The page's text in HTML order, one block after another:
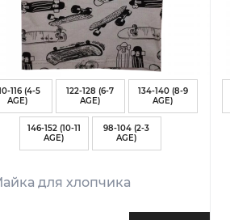
116 (4-5
AGE)
122-128 (6-7
AGE)
134-140 (8-9
AGE)
146-152 (10-11
AGE)
98-104 (2-3
AGE)
для хлопчика